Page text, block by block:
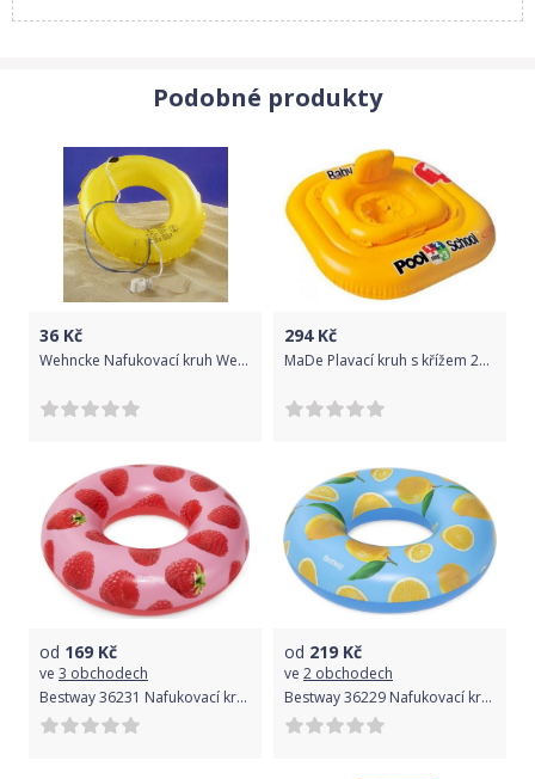
Podobné produkty
36 Kč
Wehncke Nafukovací kruh Wehncke 14709 Swim Trainer 55 cm
294Kč
MaDe Plavací kruh s křížem 26cm
od 169 Kč
ve 3 obchodech
Bestway 36231 Nafukovací kruh Malina
od 219 Kč
ve 2 obchodech
Bestway 36229 Nafukovací kruh Citrón